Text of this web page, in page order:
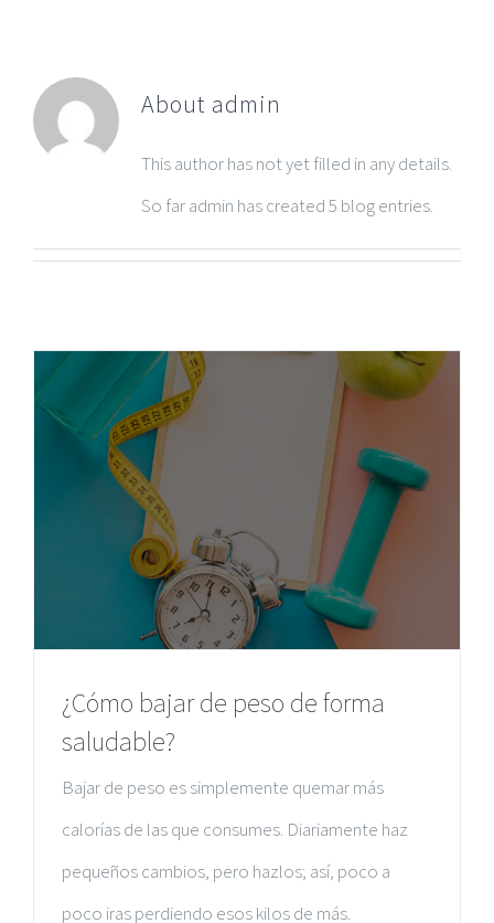
About admin
This author has not yet filled in any details.
So far admin has created 5 blog entries.
¿Cómo bajar de peso de forma
saludable?
Bajar de peso es simplemente quemar más
calorías de las que consumes. Diariamente haz
pequeños cambios, pero hazlos; así, poco a
poco iras perdiendo esos kilos de más.